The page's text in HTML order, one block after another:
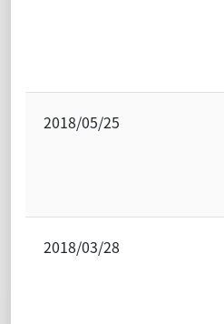
2018/05/25
2018/03/28